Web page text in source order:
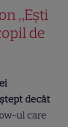
„Ești
de
decât
ul care